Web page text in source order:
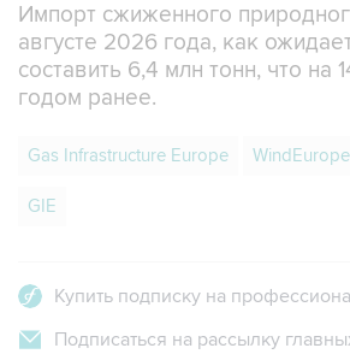
Импорт сжиженного
августе 2026 года, как
составить 6,4 млн тонн, что на
годом ранее.
Gas Infrastructure Europe WindEurope
GIE
Купить подписку на
Подписаться на рассылку